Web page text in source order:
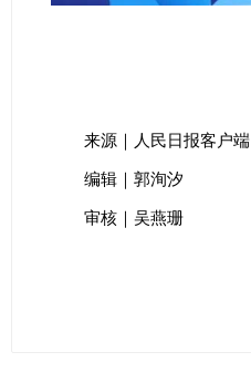
来源｜人民日报客户端
编辑｜郭洵汐
审核｜吴燕珊